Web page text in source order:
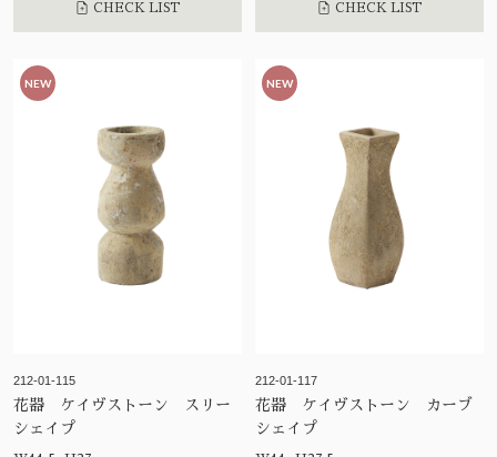
CHECK LIST CHECK LIST
NEW
212-01-115
花器 ケイヴストーン スリー
シェイプ
NEW
212-01-117
花器 ケイヴストーン カーブ
シェイプ